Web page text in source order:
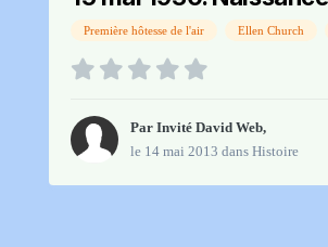
Première hôtesse de l'air Ellen Church
Par Invité David Web,
le 14 mai 2013 dans Histoire